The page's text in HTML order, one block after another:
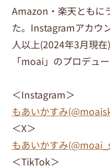
Amazon・楽天ともに
た。Instagramアカウ
人以上(2024年3月現
「moai」のプロデュ
＜Instagram＞
もあいかすみ
＜X＞
もあいかすみ(
＜TikTok＞